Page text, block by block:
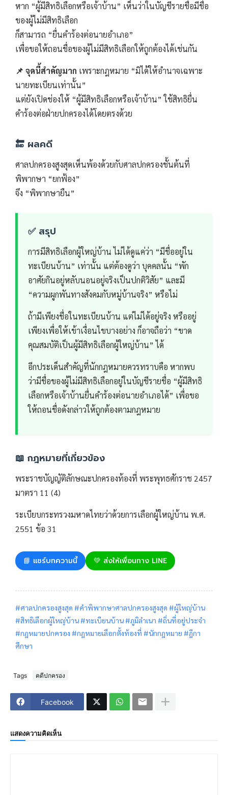
หาก “ผู้มีสิทธิเลือกหรือเจ้าบ้าน” เห็นว่าในบัญชีรายชื่อมีชื่อ
ของผู้ไม่มีสิทธิเลือก
ก็สามารถ “ยื่นคำร้องต่อนายอำเภอ”
เพื่อขอให้ถอนชื่อของผู้ไม่มีสิทธิเลือกให้ถูกต้องได้เช่นกัน
📌 จุดนี้สำคัญมาก เพราะกฎหมาย “มิได้ให้อำนาจเฉพาะ
นายทะเบียนเท่านั้น”
แต่ยังเปิดช่องให้ “ผู้มีสิทธิเลือกหรือเจ้าบ้าน” ใช้สิทธิยื่น
คำร้องต่อฝ่ายปกครองได้โดยตรงด้วย
🔚 ผลคดี
ศาลปกครองสูงสุดเห็นพ้องด้วยกับศาลปกครองชั้นต้นที่
พิพากษา “ยกฟ้อง”
จึง “พิพากษายืน”
✅ สรุป
การมีสิทธิเลือกผู้ใหญ่บ้าน ไม่ได้ดูแค่ว่า “มีชื่ออยู่ใน
ทะเบียนบ้าน” เท่านั้น แต่ต้องดูว่า บุคคลนั้น “พัก
อาศัยกินอยู่หลับนอนอยู่จริงเป็นปกติวิสัย” และมี
“ความผูกพันทางสังคมกับหมู่บ้านจริง” หรือไม่
ถ้ามีเพียงชื่อในทะเบียนบ้าน แต่ไม่ได้อยู่จริง หรืออยู่
เพียงเพื่อให้เข้าเงื่อนไขบางอย่าง ก็อาจถือว่า “ขาด
คุณสมบัติเป็นผู้มีสิทธิเลือกผู้ใหญ่บ้าน” ได้
อีกประเด็นสำคัญที่นักกฎหมายควรทราบคือ หากพบ
ว่ามีชื่อของผู้ไม่มีสิทธิเลือกอยู่ในบัญชีรายชื่อ “ผู้มีสิทธิ
เลือกหรือเจ้าบ้านยื่นคำร้องต่อนายอำเภอได้” เพื่อขอ
ให้ถอนชื่อดังกล่าวให้ถูกต้องตามกฎหมาย
📖 กฎหมายที่เกี่ยวข้อง
พระราชบัญญัติลักษณะปกครองท้องที่ พระพุทธศักราช 2457
มาตรา 11 (4)
ระเบียบกระทรวงมหาดไทยว่าด้วยการเลือกผู้ใหญ่บ้าน พ.ศ.
2551 ข้อ 31
📘 แชร์บทความนี้ 💚 ส่งให้เพื่อนทาง LINE
#ศาลปกครองสูงสุด #คำพิพากษาศาลปกครองสูงสุด #ผู้ใหญ่บ้าน
#สิทธิเลือกผู้ใหญ่บ้าน #ทะเบียนบ้าน #ภูมิลำเนา #ถิ่นที่อยู่ประจำ
#กฎหมายปกครอง #กฎหมายเลือกตั้งท้องที่ #นักกฎหมาย #ฎีกา
ศึกษา
Tags คดีปกครอง
Facebook
แสดงความคิดเห็น